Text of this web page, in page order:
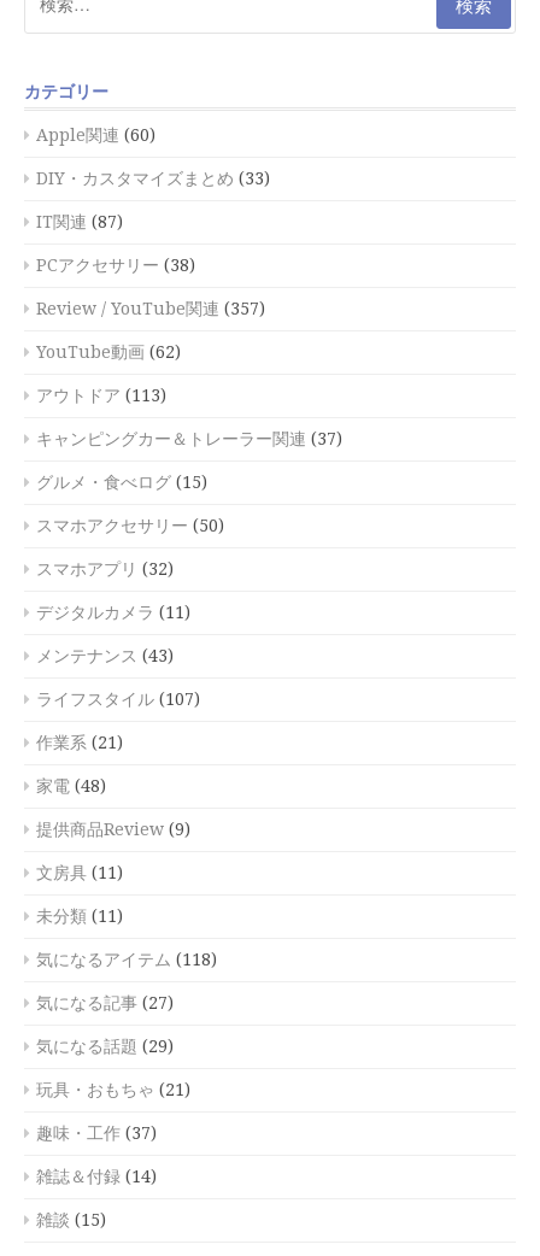
索:
カテゴリー
Apple関連 (60)
DIY・カスタマイズまとめ (33)
IT関連 (87)
PCアクセサリー (38)
Review / YouTube関連 (357)
YouTube動画 (62)
アウトドア (113)
キャンピングカー＆トレーラー関連 (37)
グルメ・食べログ (15)
スマホアクセサリー (50)
スマホアプリ (32)
デジタルカメラ (11)
メンテナンス (43)
ライフスタイル (107)
作業系 (21)
家電 (48)
提供商品Review (9)
文房具 (11)
未分類 (11)
気になるアイテム (118)
気になる記事 (27)
気になる話題 (29)
玩具・おもちゃ (21)
趣味・工作 (37)
雑誌＆付録 (14)
雑談 (15)